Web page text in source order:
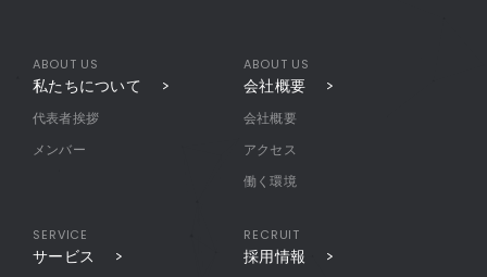
ABOUT US
私たちについて
代表者挨拶
メンバー
ABOUT US
会社概要
会社概要
アクセス
働く環境
SERVICE
サービス
RECRUIT
採用情報